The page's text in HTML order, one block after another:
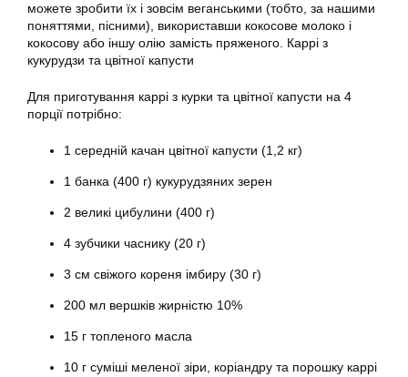
можете зробити їх і зовсім веганськими (тобто, за нашими
поняттями, пісними), використавши кокосове молоко і
кокосову або іншу олію замість пряженого. Каррі з
кукурудзи та цвітної капусти
Для приготування каррі з курки та цвітної капусти на 4
порції потрібно:
1 середній качан цвітної капусти (1,2 кг)
1 банка (400 г) кукурудзяних зерен
2 великі цибулини (400 г)
4 зубчики часнику (20 г)
3 см свіжого кореня імбиру (30 г)
200 мл вершків жирністю 10%
15 г топленого масла
10 г суміші меленої зіри, коріандру та порошку каррі